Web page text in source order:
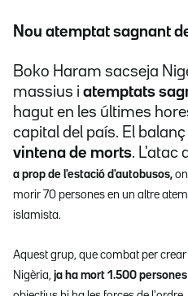
Nou atemptat sagnant
Boko Haram sacseja
massius i atemptats
hagut en les últimes
capital del país. El
vintena de morts. L'atac
a prop de l'estació d'autobusos,
morir 70 persones en un altre
islamista.
Aquest grup, que combat per
Nigèria, ja ha mort 1.500